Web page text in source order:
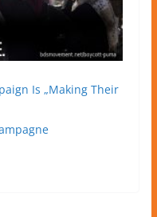
Is „Making Their